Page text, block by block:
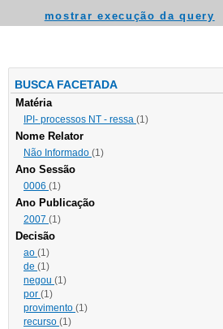
mostrar execução da query
BUSCA FACETADA
Matéria
IPI- processos NT - ressa (1)
Nome Relator
Não Informado (1)
Ano Sessão
0006 (1)
Ano Publicação
2007 (1)
Decisão
ao (1)
de (1)
negou (1)
por (1)
provimento (1)
recurso (1)